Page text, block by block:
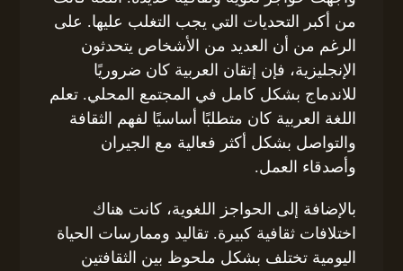
من أكبر التحديات التي يجب التغلب عليها. على
الرغم من أن العديد من الأشخاص يتحدثون
الإنجليزية، فإن إتقان العربية كان ضروريًا
للاندماج بشكل كامل في المجتمع المحلي. تعلم
اللغة العربية كان متطلبًا أساسيًا لفهم الثقافة
والتواصل بشكل أكثر فعالية مع الجيران
وأصدقاء العمل.
بالإضافة إلى الحواجز اللغوية، كانت هناك
اختلافات ثقافية كبيرة. تقاليد وممارسات الحياة
اليومية تختلف بشكل ملحوظ بين الثقافتين